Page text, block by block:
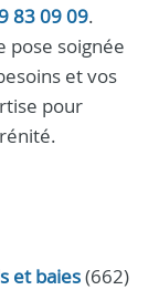
83 09 09.
pose soignée
et vos
pour
et baies(662)